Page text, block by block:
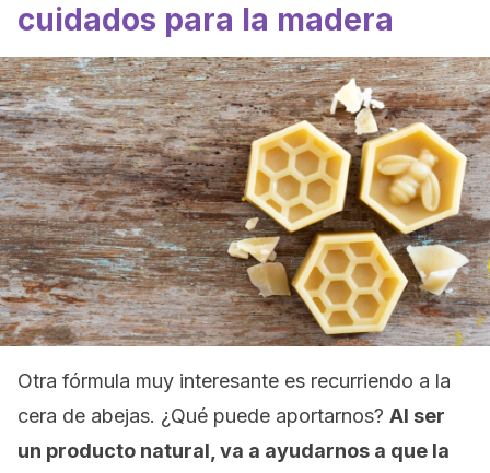
cuidados para la madera
Otra fórmula muy interesante es recurriendo a la
cera de abejas. ¿Qué puede aportarnos? Al ser
un producto natural, va a ayudarnos a que la